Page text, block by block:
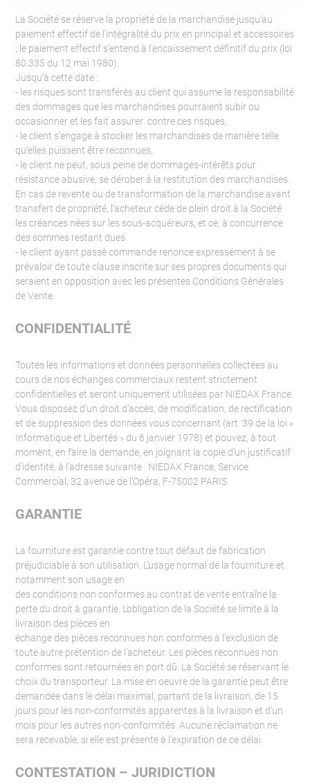
La Société se réserve la propriété de la marchandise jusqu’au
paiement effectif de l’intégralité du prix en principal et accessoires
; le paiement effectif s’entend à l’encaissement définitif du prix (loi
80.335 du 12 mai 1980).
Jusqu’à cette date :
- les risques sont transférés au client qui assume la responsabilité
des dommages que les marchandises pourraient subir ou
occasionner et les fait assurer contre ces risques,
- le client s’engage à stocker les marchandises de manière telle
qu’elles puissent être reconnues,
- le client ne peut, sous peine de dommages-intérêts pour
résistance abusive, se dérober à la restitution des marchandises.
En cas de revente ou de transformation de la marchandise avant
transfert de propriété, l’acheteur cède de plein droit à la Société
les créances nées sur les sous-acquéreurs, et ce, à concurrence
des sommes restant dues.
- le client ayant passé commande renonce expressément à se
prévaloir de toute clause inscrite sur ses propres documents qui
seraient en opposition avec les présentes Conditions Générales
de Vente.
CONFIDENTIALITÉ
Toutes les informations et données personnelles collectées au
cours de nos échanges commerciaux restent strictement
confidentielles et seront uniquement utilisées par NIEDAX France.
Vous disposez d’un droit d’accès, de modification, de rectification
et de suppression des données vous concernant (art. 39 de la loi «
Informatique et Libertés » du 6 janvier 1978) et pouvez, à tout
moment, en faire la demande, en joignant la copie d’un justificatif
d’identité, à l’adresse suivante : NIEDAX France, Service
Commercial, 32 avenue de l’Opéra, F-75002 PARIS
GARANTIE
La fourniture est garantie contre tout défaut de fabrication
préjudiciable à son utilisation. L’usage normal de la fourniture et
notamment son usage en
des conditions non conformes au contrat de vente entraîne la
perte du droit à garantie. L’obligation de la Société se limite à la
livraison des pièces en
échange des pièces reconnues non conformes à l’exclusion de
toute autre prétention de l’acheteur. Les pièces reconnues non
conformes sont retournées en port dû. La Société se réservant le
choix du transporteur. La mise en oeuvre de la garantie peut être
demandée dans le délai maximal, partant de la livraison, de 15
jours pour les non-conformités apparentes à la livraison et d’un
mois pour les autres non-conformités. Aucune réclamation ne
sera recevable, si elle est présente à l’expiration de ce délai.
CONTESTATION – JURIDICTION